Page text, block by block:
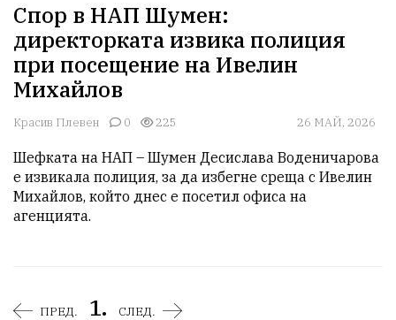
Спор в НАП Шумен:
директорката извика полиция
при посещение на Ивелин
Михайлов
Красив Плевен 0 225 26 МАЙ, 2026
Шефката на НАП – Шумен Десислава Воденичарова
е извикала полиция, за да избегне среща с Ивелин
Михайлов, който днес е посетил офиса на
агенцията.
ПРЕД. 1. СЛЕД.